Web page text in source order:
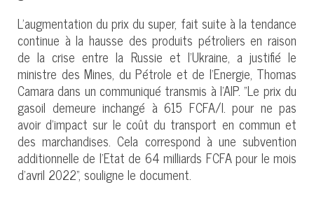
L'augmentation du prix du super, fait suite à la tendance
continue à la hausse des produits pétroliers en raison
de la crise entre la Russie et l’Ukraine, a justifié le
ministre des Mines, du Pétrole et de l'Energie, Thomas
Camara dans un communiqué transmis à l'AIP. "Le prix du
gasoil demeure inchangé à 615 FCFA/l. pour ne pas
avoir d’impact sur le coût du transport en commun et
des marchandises. Cela correspond à une subvention
additionnelle de l’Etat de 64 milliards FCFA pour le mois
d’avril 2022", souligne le document.